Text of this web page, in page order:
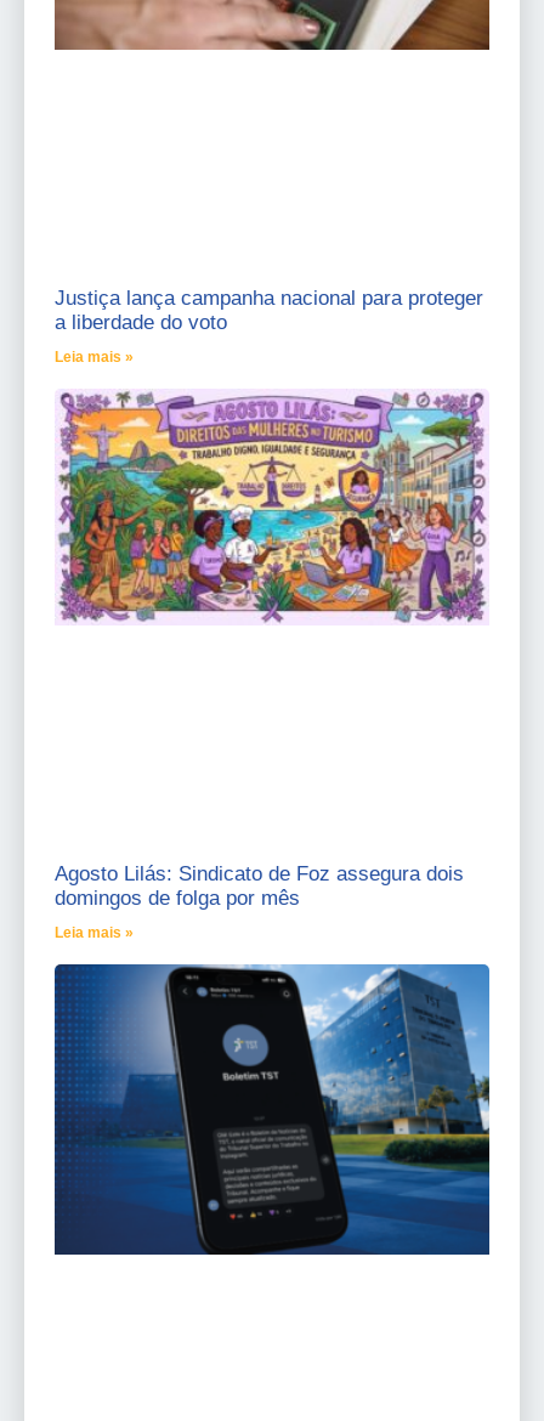
Justiça lança campanha nacional para proteger
a liberdade do voto
Leia mais »
Agosto Lilás: Sindicato de Foz assegura dois
domingos de folga por mês
Leia mais »